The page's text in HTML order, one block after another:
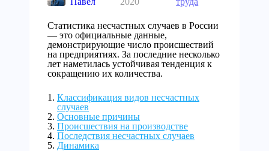
Статистика несчастных случаев в России
— это официальные данные,
демонстрирующие число происшествий
на предприятиях. За последние несколько
лет наметилась устойчивая тенденция к
сокращению их количества.
Классификация видов несчастных
случаев
Основные причины
Происшествия на производстве
Последствия несчастных случаев
Динамика